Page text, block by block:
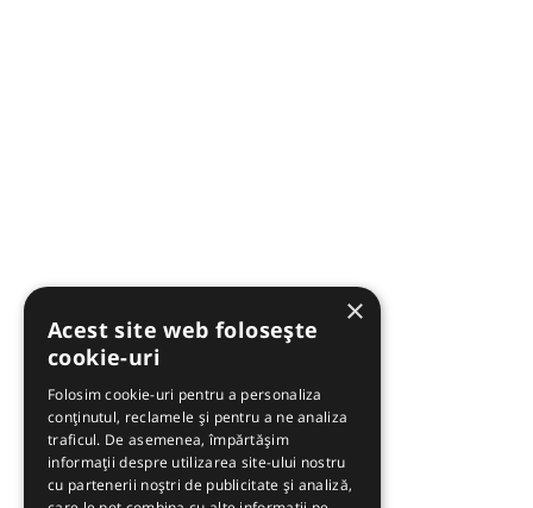
×
Acest site web folosește
cookie-uri
Folosim cookie-uri pentru a personaliza
conținutul, reclamele și pentru a ne analiza
traficul. De asemenea, împărtășim
informații despre utilizarea site-ului nostru
cu partenerii noștri de publicitate și analiză,